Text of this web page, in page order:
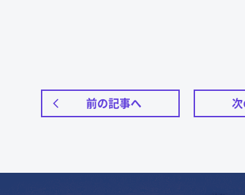
前の記事へ 次